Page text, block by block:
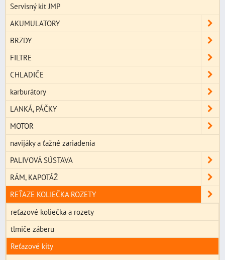
Servisný kit JMP
AKUMULATORY
BRZDY
FILTRE
CHLADIČE
karburátory
LANKÁ, PÁČKY
MOTOR
navijáky a ťažné zariadenia
PALIVOVÁ SÚSTAVA
RÁM, KAPOTÁŽ
REŤAZE KOLIEČKA ROZETY
reťazové koliečka a rozety
tlmiče záberu
Reťazové kity